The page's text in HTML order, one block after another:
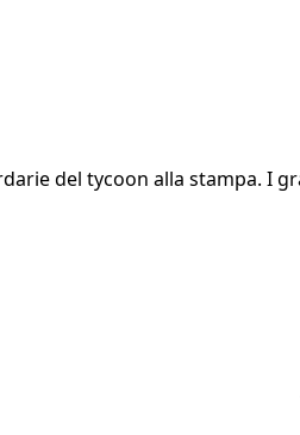
del tycoon alla stampa. I